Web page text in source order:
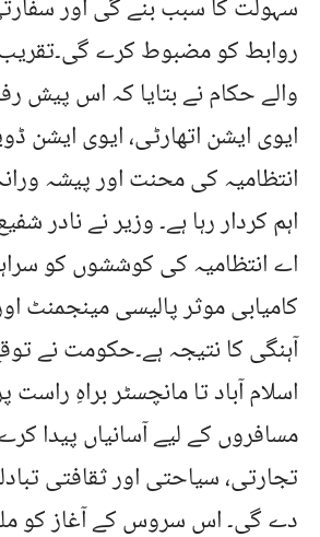
سہولت کا سبب بنے گی اور
روابط کو مضبوط کرے
والے حکام نے بتایا کہ اس پیش
ایوی ایشن اتھارٹی، ایوی ایشن
انتظامیہ کی محنت اور پیشہ
اہم کردار رہا ہے۔ وزیر نے نادر
اے انتظامیہ کی کوششوں کو
کامیابی موثر پالیسی مینجمنٹ
آہنگی کا نتیجہ ہے۔حکومت نے
اسلام آباد تا مانچسٹر براہِ
مسافروں کے لیے آسانیاں پیدا
تجارتی، سیاحتی اور ثقافتی
دے گی۔ اس سروس کے آغاز کو